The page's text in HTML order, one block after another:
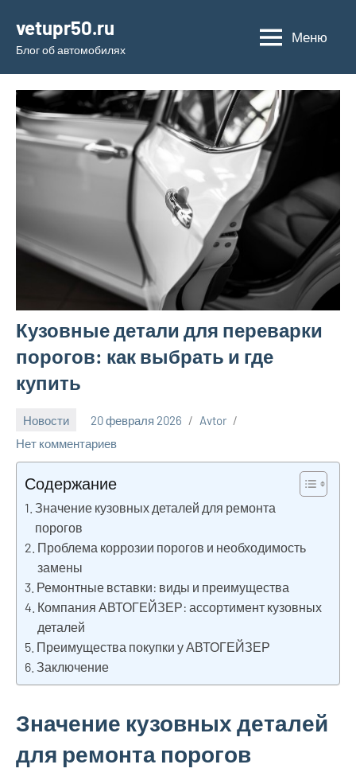
содержимому
vetupr50.ru
Блог об автомобилях
Меню
Кузовные детали для переварки
порогов: как выбрать и где
купить
Новости 20 февраля 2026
Avtor
Нет комментариев
Содержание
Значение кузовных деталей для ремонта
порогов
Проблема коррозии порогов и необходимость
замены
Ремонтные вставки: виды и преимущества
Компания АВТОГЕЙЗЕР: ассортимент кузовных
деталей
Преимущества покупки у АВТОГЕЙЗЕР
Заключение
Значение кузовных деталей
для ремонта порогов